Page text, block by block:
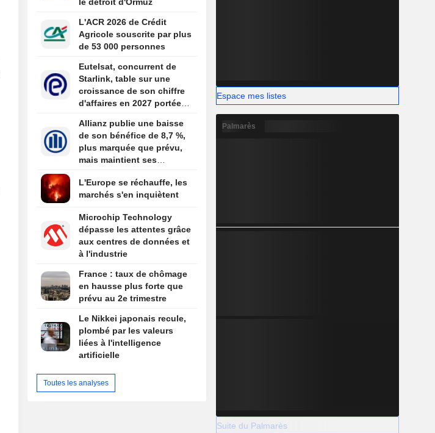
le détroit d'Ormuz
L'ACR 2026 de Crédit
Agricole souscrite par plus
de 53 000 personnes
Eutelsat, concurrent de
Starlink, table sur une
croissance de son chiffre
d'affaires en 2027 portée
d'OneWeb
Allianz publie une baisse
de son bénéfice de 8,7 %,
plus marquée que prévu,
mais maintient ses
L'Europe se réchauffe, les
marchés s'en inquiètent
Microchip Technology
dépasse les attentes grâce
aux centres de données et
à l'industrie
France : taux de chômage
en hausse plus forte que
prévu au 2e trimestre
Le Nikkei japonais recule,
plombé par les valeurs
liées à l'intelligence
artificielle
Toutes les analyses
Espace mes listes
Palmarès
Suite du Palmarès